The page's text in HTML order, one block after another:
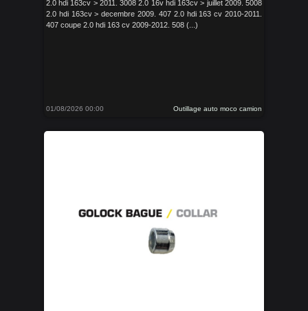
2.0 hdi 163cv > 2011. 3008 2.0 16v hdi 163cv > juillet 2009. 5008
2.0 hdi 163cv > decembre 2009. 407 2.0 hdi 163 cv 2010-2011.
407 coupe 2.0 hdi 163 cv 2009-2012. 508 (...)
01/08/2026 00:00 Outillage auto moco camion